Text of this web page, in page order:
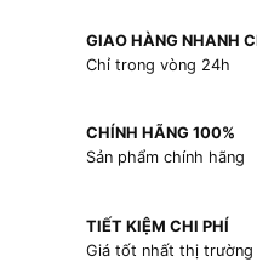
GIAO HÀNG NHANH
Chỉ trong vòng 24h
CHÍNH HÃNG 100%
Sản phẩm chính hãng
TIẾT KIỆM CHI PHÍ
Giá tốt nhất thị trường